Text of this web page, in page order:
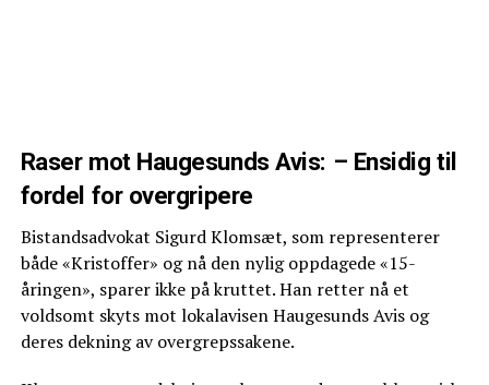
Raser mot Haugesunds Avis: – Ensidig til
fordel for overgripere
Bistandsadvokat Sigurd Klomsæt, som representerer
både «Kristoffer» og nå den nylig oppdagede «15-
åringen», sparer ikke på kruttet. Han retter nå et
voldsomt skyts mot lokalavisen Haugesunds Avis og
deres dekning av overgrepssakene.